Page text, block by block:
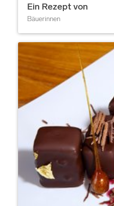
Ein Rezept von
Bäuerinnen